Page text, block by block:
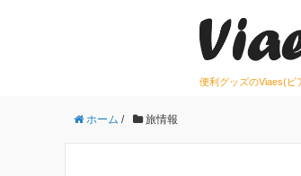
便利グッズのViaes(ビ
ホーム / 旅情報